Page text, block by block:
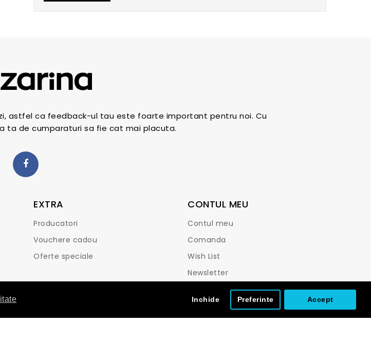
Inchide Preferinte Accept
astfel ca feedback-ul tau este foarte important pentru noi. Cu
ta de cumparaturi sa fie cat mai placuta.
EXTRA
Producatori
Vouchere cadou
Oferte speciale
CONTUL MEU
Contul meu
Comanda
Wish List
Newsletter